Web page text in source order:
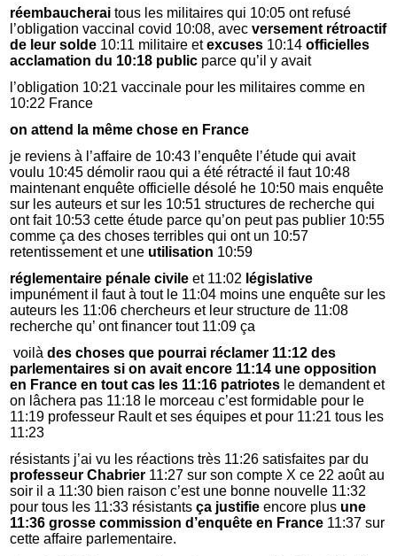
réembaucherai tous les militaires qui 10:05 ont refusé
l’obligation vaccinal covid 10:08, avecversement rétroactif
de leur solde 10:11 militaire etexcuses 10:14officielles
acclamation du 10:18 public parce qu’il y avait
l’obligation 10:21 vaccinale pour les militaires comme en
10:22 France
on attend la même chose en France
je reviens à l’affaire de 10:43 l’enquête l’étude qui avait
voulu 10:45 démolir raou qui a été rétracté il faut 10:48
maintenant enquête officielle désolé he 10:50 mais enquête
sur les auteurs et sur les 10:51 structures de recherche qui
ont fait 10:53 cette étude parce qu’on peut pas publier 10:55
comme ça des choses terribles qui ont un 10:57
retentissement et une utilisation 10:59
réglementaire pénale civile et 11:02 législative
impunément il faut à tout le 11:04 moins une enquête sur les
auteurs les 11:06 chercheurs et leur structure de 11:08
recherche qu’ ont financer tout 11:09 ça
voilàdes choses que pourrai réclamer 11:12 des
parlementaires si on avait encore 11:14 une opposition
en France en tout cas les 11:16 patriotes le demandent et
on lâchera pas 11:18 le morceau c’est formidable pour le
11:19 professeur Rault et ses équipes et pour 11:21 tous les
11:23
résistants j’ai vu les réactions très 11:26 satisfaites par du
professeur Chabrier 11:27 sur son compte X ce 22 août au
soir il a 11:30 bien raison c’est une bonne nouvelle 11:32
pour tous les 11:33 résistantsça justifie encore plus une
11:36 grosse commission d’enquête en France 11:37 sur
cette affaire parlementaire.